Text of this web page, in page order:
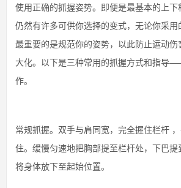
使用正确的抓握姿势。即便是最基本的上
仍然有许多可供你选择的变式，无论你采用
最重要的是规范你的姿势，以此防止运动
大化。以下是三种常用的抓握方式和指导
作。
常规抓握。双手与肩同宽，完全握住栏杆
住。缓慢匀速地把胸部提至栏杆处，下巴
将身体放下至起始位置。